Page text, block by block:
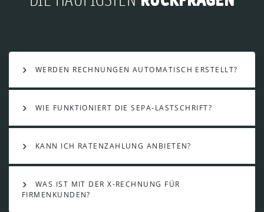
WERDEN RECHNUNGEN AUTOMATISCH ERSTELLT?
WIE FUNKTIONIERT DIE SEPA-LASTSCHRIFT?
KANN ICH RATENZAHLUNG ANBIETEN?
WAS IST MIT DER X-RECHNUNG FÜR
FIRMENKUNDEN?